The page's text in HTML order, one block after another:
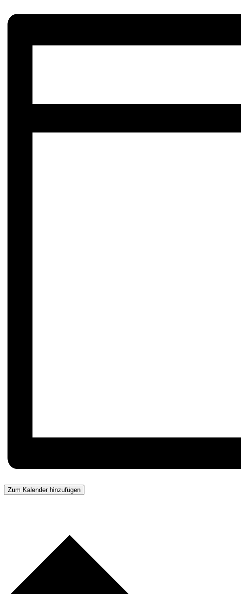
Zum Kalender hinzufügen